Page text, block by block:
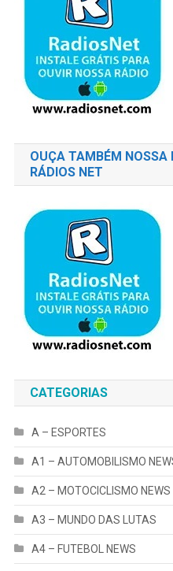
OUÇA TAMBÉM NOSSA
RÁDIOS NET
CATEGORIAS
A – ESPORTES
A1 – AUTOMOBILISMO
A2 – MOTOCICLISMO NEWS
A3 – MUNDO DAS LUTAS
A4 – FUTEBOL NEWS